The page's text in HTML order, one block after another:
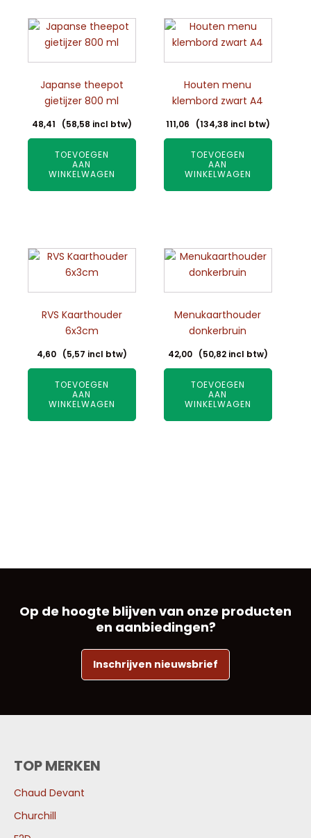
Japanse theepot
gietijzer 800 ml
48,41 (58,58 incl btw)
TOEVOEGEN
AAN
WINKELWAGEN
Houten menu
klembord zwart A4
111,06 (134,38 incl btw)
TOEVOEGEN
AAN
WINKELWAGEN
RVS Kaarthouder
6x3cm
4,60 (5,57 incl btw)
TOEVOEGEN
AAN
WINKELWAGEN
Menukaarthouder
donkerbruin
42,00 (50,82incl btw)
TOEVOEGEN
AAN
WINKELWAGEN
Op de hoogte blijven van onze producten
en aanbiedingen?
Inschrijven nieuwsbrief
TOP MERKEN
Chaud Devant
Churchill